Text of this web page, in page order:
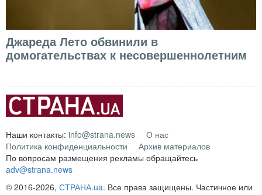
Джареда Лето обвинили в
домогательствах к несовершеннолетним
Наши контакты: info@strana.news
О нас
Политика конфиденциальности
Архив материалов
По вопросам размещения рекламы обращайтесь
adv@strana.news
© 2016-2026, СТРАНА.ua. Все права защищены. Частичное или